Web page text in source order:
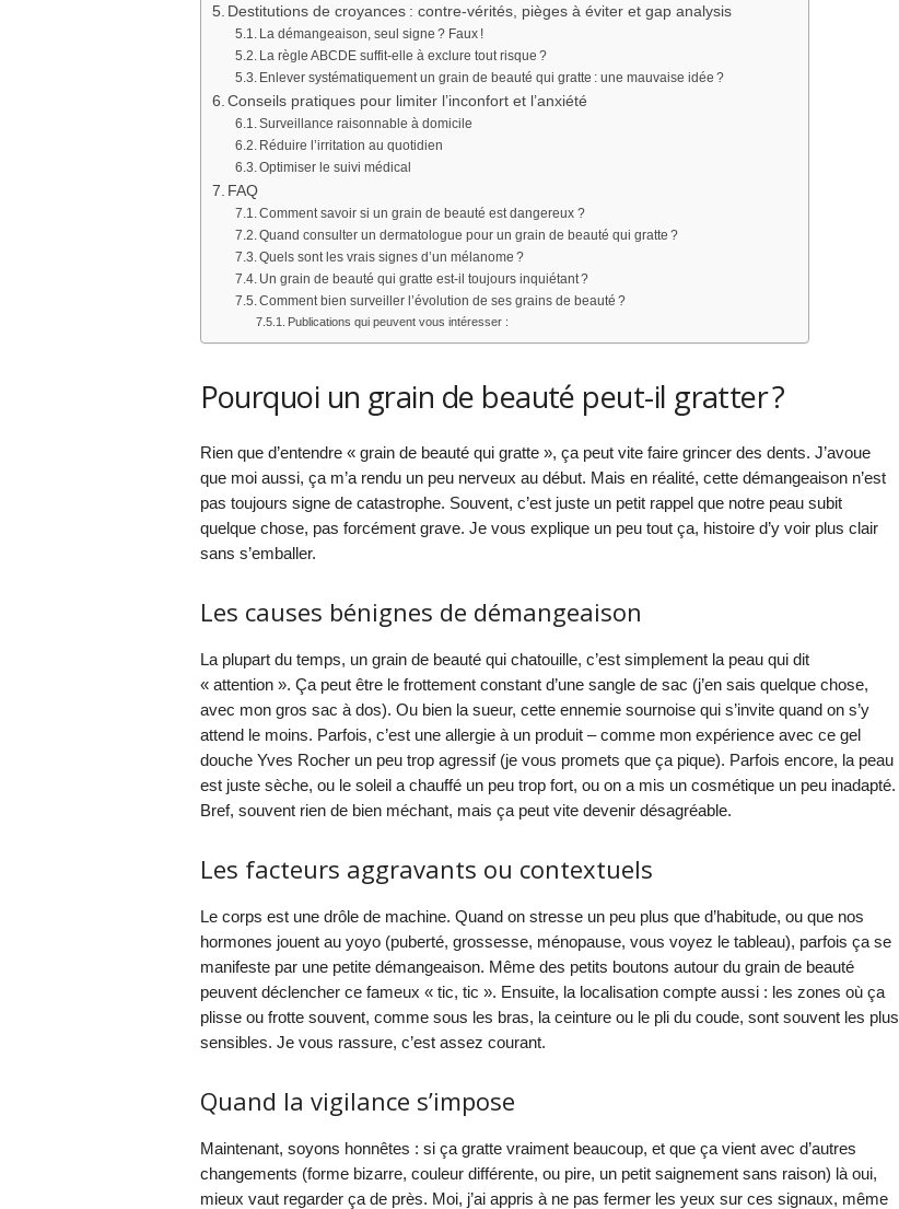
Destitutions de croyances : contre-vérités, pièges à éviter et gap analysis
La démangeaison, seul signe ? Faux !
La règle ABCDE suffit-elle à exclure tout risque ?
Enlever systématiquement un grain de beauté qui gratte : une mauvaise idée ?
Conseils pratiques pour limiter l’inconfort et l’anxiété
Surveillance raisonnable à domicile
Réduire l’irritation au quotidien
Optimiser le suivi médical
FAQ
Comment savoir si un grain de beauté est dangereux ?
Quand consulter un dermatologue pour un grain de beauté qui gratte ?
Quels sont les vrais signes d’un mélanome ?
Un grain de beauté qui gratte est-il toujours inquiétant ?
Comment bien surveiller l’évolution de ses grains de beauté ?
Publications qui peuvent vous intéresser :
Pourquoi un grain de beauté peut-il gratter ?
Rien que d’entendre « grain de beauté qui gratte », ça peut vite faire grincer des dents. J’avoue
que moi aussi, ça m’a rendu un peu nerveux au début. Mais en réalité, cette démangeaison n’est
pas toujours signe de catastrophe. Souvent, c’est juste un petit rappel que notre peau subit
quelque chose, pas forcément grave. Je vous explique un peu tout ça, histoire d’y voir plus clair
sans s’emballer.
Les causes bénignes de démangeaison
La plupart du temps, un grain de beauté qui chatouille, c’est simplement la peau qui dit
« attention ». Ça peut être le frottement constant d’une sangle de sac (j’en sais quelque chose,
avec mon gros sac à dos). Ou bien la sueur, cette ennemie sournoise qui s’invite quand on s’y
attend le moins. Parfois, c’est une allergie à un produit – comme mon expérience avec ce gel
douche Yves Rocher un peu trop agressif (je vous promets que ça pique). Parfois encore, la peau
est juste sèche, ou le soleil a chauffé un peu trop fort, ou on a mis un cosmétique un peu inadapté.
Bref, souvent rien de bien méchant, mais ça peut vite devenir désagréable.
Les facteurs aggravants ou contextuels
Le corps est une drôle de machine. Quand on stresse un peu plus que d’habitude, ou que nos
hormones jouent au yoyo (puberté, grossesse, ménopause, vous voyez le tableau), parfois ça se
manifeste par une petite démangeaison. Même des petits boutons autour du grain de beauté
peuvent déclencher ce fameux « tic, tic ». Ensuite, la localisation compte aussi : les zones où ça
plisse ou frotte souvent, comme sous les bras, la ceinture ou le pli du coude, sont souvent les plus
sensibles. Je vous rassure, c’est assez courant.
Quand la vigilance s’impose
Maintenant, soyons honnêtes : si ça gratte vraiment beaucoup, et que ça vient avec d’autres
changements (forme bizarre, couleur différente, ou pire, un petit saignement sans raison) là oui,
mieux vaut regarder ça de près. Moi, j’ai appris à ne pas fermer les yeux sur ces signaux, même